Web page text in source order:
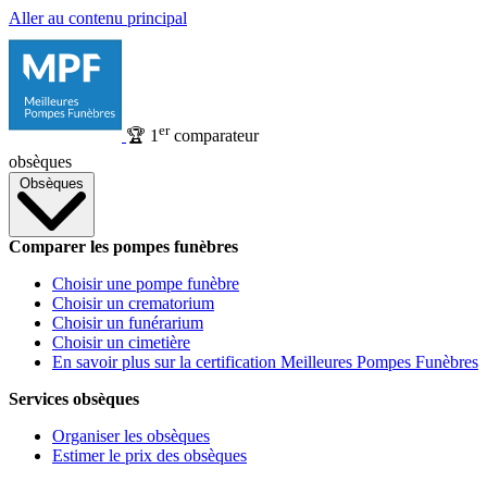
Aller au contenu principal
🏆 1 ercomparateur
obsèques
Obsèques
Comparer les pompes funèbres
Choisir une pompe funèbre
Choisir un crematorium
Choisir un funérarium
Choisir un cimetière
En savoir plus sur la certification Meilleures Pompes Funèbres
Services obsèques
Organiser les obsèques
Estimer le prix des obsèques